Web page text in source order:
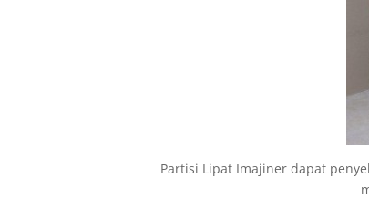
Partisi Lipat Imajiner dapat